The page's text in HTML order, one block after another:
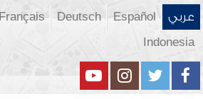
عربي Español
Deutsch
Français
Indonesia